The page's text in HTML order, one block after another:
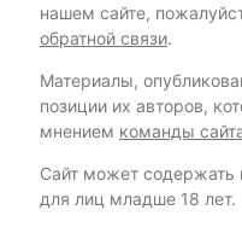
нашем сайте,
обратной связи.
Материалы,
позиции их авторов,
мнением команды
Сайт может содержать
для лиц младше 18 лет.